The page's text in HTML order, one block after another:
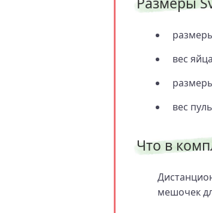
вес
вес
Что в
мешочек